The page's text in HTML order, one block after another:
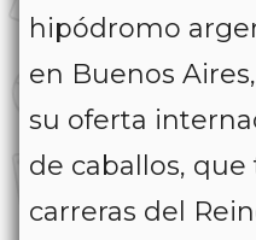
hipódromo
en Buenos
su oferta
de caballos,
carreras del